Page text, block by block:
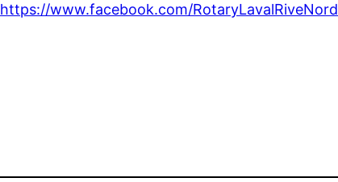
https://www.facebook.com/RotaryLavalRiveNord